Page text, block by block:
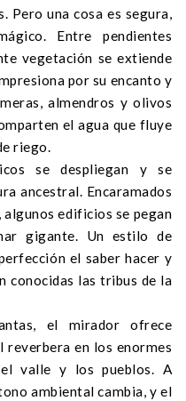
Pero una cosa es segura,
Entre pendientes
vegetación se extiende
por su encanto y
almendros y olivos
el agua que fluye
riego.
se despliegan y se
ancestral. Encaramados
edificios se pegan
gigante. Un estilo de
el saber hacer y
conocidas las tribus de la
el mirador ofrece
reverbera en los enormes
el valle y los pueblos. A
ambiental cambia, y el